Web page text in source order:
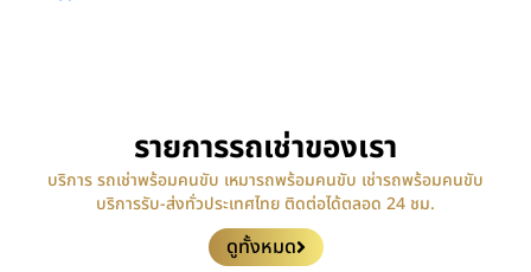
รายการรถเช่าของเรา
บริการ รถเช่าพร้อมคนขับ เหมารถพร้อมคนขับ เช่ารถพร้อมคนขับ
บริการรับ-ส่งทั่วประเทศไทย ติดต่อได้ตลอด 24 ชม.
ดูทั้งหมด